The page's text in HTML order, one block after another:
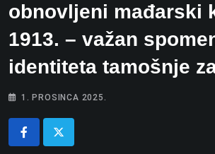
obnovljeni mađarski
1913. – važan
identiteta tamošnje
1. PROSINCA 2025.